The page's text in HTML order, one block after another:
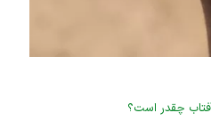
چقدر است؟